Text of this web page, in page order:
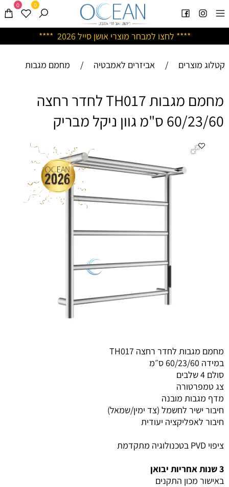
**** לחצו למבחר מוצרי אושן סייל 2026 ****
0 0
קטלוג מוצרים / אביזרים לאמבטיה / מחמם מגבות
מחמם מגבות TH017 לחדר רחצה
60/23/60 ס"מ גוון ניקל מבריק
מחמם מגבות לחדר רחצה TH017
במידה 60/23/60 ס״מ
סולם 4 שלבים
צג טמפרטורה
מדף מגבות מובנה
חיבור ישיר לחשמל (צד ימין/שמאל)
חיבור לאפליקציה יעודית
ציפוי PVD בטכנולוגיה מתקדמת
3 שנות אחריות יבואן
באישור מכון התקנים